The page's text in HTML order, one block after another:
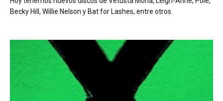
Becky Hill, Willie Nelson y Bat for Lashes, entre otros.